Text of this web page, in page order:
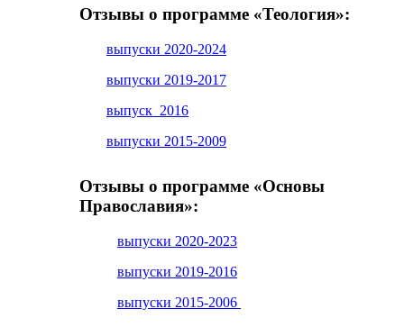
Отзывы о программе «Теология»:
выпуски 2020-2024
выпуски 2019-2017
выпуск 2016
выпуски 2015-2009
Отзывы о программе «Основы
Православия»:
выпуски 2020-2023
выпуски 2019-2016
выпуски 2015-2006